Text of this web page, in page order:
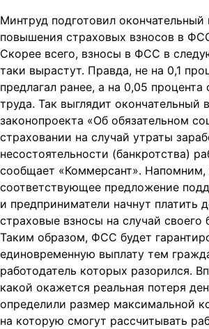
Минтруд подготовил окончательный
повышения страховых взносов в
Скорее всего, взносы в ФСС в
таки вырастут. Правда, не на 0,1
предлагал ранее, а на 0,05
труда. Так выглядит окончательный
законопроекта «Об обязательном
страховании на случай утраты
несостоятельности (банкротства)
сообщает «Коммерсант». Напомним,
соответствующее предложение
и предприниматели начнут платить
страховые взносы на случай своего
Таким образом, ФСС будет
единовременную выплату тем
работодатель которых разорился.
какой окажется реальная потеря
определили размер максимальной
на которую смогут рассчитывать